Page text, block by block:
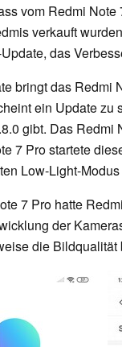
vom Redmi Note
verkauft
das
bringt das Redmi
ein Update zu
gibt. Das Redmi
7 Pro startete
Low-Light-
7 Pro hatte
der
die Bildqualität